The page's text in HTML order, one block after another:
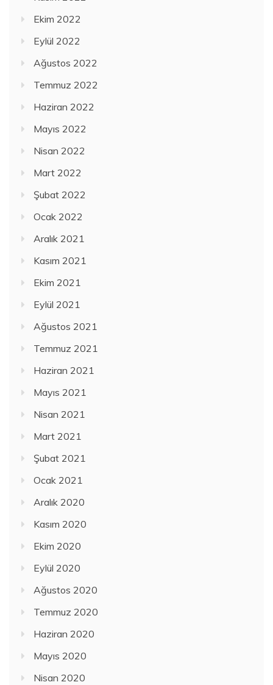
Ekim 2022
Eylül 2022
Ağustos 2022
Temmuz 2022
Haziran 2022
Mayıs 2022
Nisan 2022
Mart 2022
Şubat 2022
Ocak 2022
Aralık 2021
Kasım 2021
Ekim 2021
Eylül 2021
Ağustos 2021
Temmuz 2021
Haziran 2021
Mayıs 2021
Nisan 2021
Mart 2021
Şubat 2021
Ocak 2021
Aralık 2020
Kasım 2020
Ekim 2020
Eylül 2020
Ağustos 2020
Temmuz 2020
Haziran 2020
Mayıs 2020
Nisan 2020